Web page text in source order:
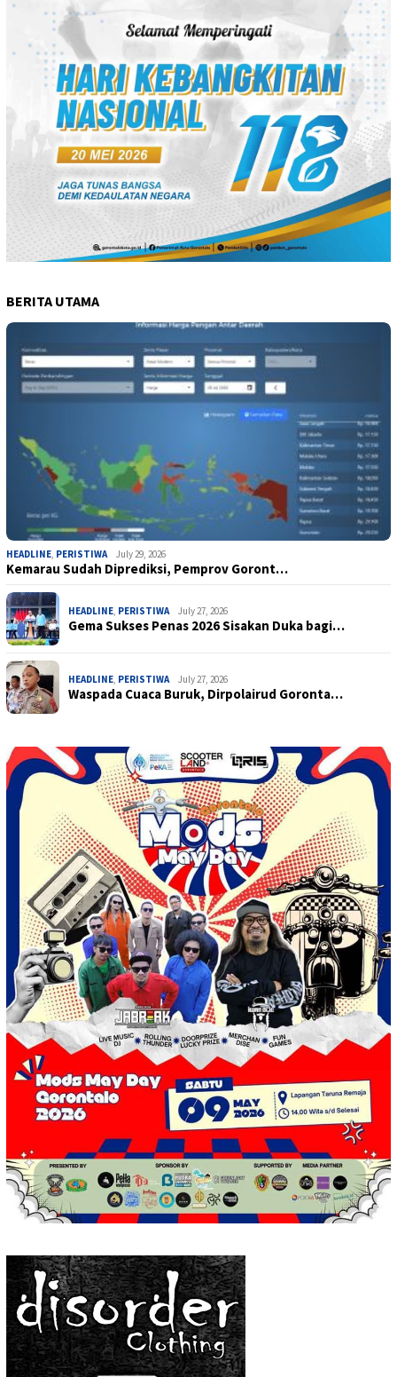
BERITA UTAMA
HEADLINE PERISTIWA July 29, 2026
Kemarau Sudah Diprediksi, Pemprov Goront…
HEADLINE PERISTIWA July 27, 2026
Gema Sukses Penas 2026 Sisakan Duka bagi…
HEADLINE PERISTIWA July 27, 2026
Waspada Cuaca Buruk, Dirpolairud Goronta…